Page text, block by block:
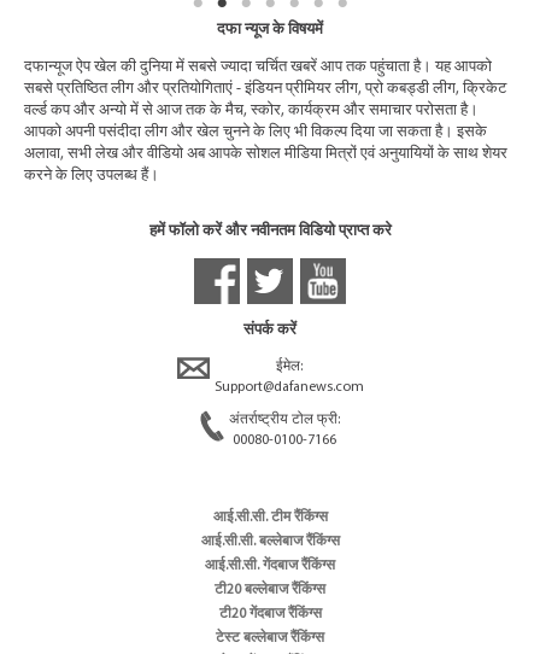
दफा न्यूज के विषयमें
दफान्यूज ऐप खेल की दुनिया में सबसे ज्यादा चर्चित खबरें आप तक पहुंचाता है। यह आपको
सबसे प्रतिष्ठित लीग और प्रतियोगिताएं - इंडियन प्रीमियर लीग, प्रो कबड्डी लीग, क्रिकेट
वर्ल्ड कप और अन्यो में से आज तक के मैच, स्कोर, कार्यक्रम और समाचार परोसता है।
आपको अपनी पसंदीदा लीग और खेल चुनने के लिए भी विकल्प दिया जा सकता है। इसके
अलावा, सभी लेख और वीडियो अब आपके सोशल मीडिया मित्रों एवं अनुयायियों के साथ शेयर
करने के लिए उपलब्ध हैं।
हमें फॉलो करें और नवीनतम विडियो प्राप्त करे
संपर्क करें
ईमेल:
Support@dafanews.com
अंतर्राष्ट्रीय टोल फ्री:
00080-0100-7166
आई.सी.सी. टीम रैंकिंग्स
आई.सी.सी. बल्लेबाज रैंकिंग्स
आई.सी.सी. गेंदबाज रैंकिंग्स
टी20 बल्लेबाज रैंकिंग्स
टी20 गेंदबाज रैंकिंग्स
टेस्ट बल्लेबाज रैंकिंग्स